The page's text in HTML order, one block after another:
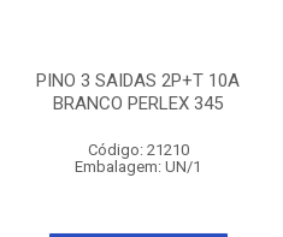
PINO 3 SAIDAS 2P+T 10A
BRANCO PERLEX 345
Código: 21210
Embalagem: UN/1